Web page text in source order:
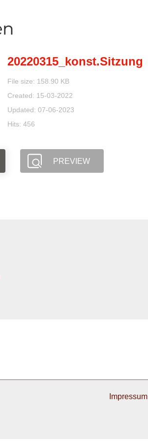
20220315_konst.Sitzung
File size: 158.90 KB
Created: 15-03-2022
Updated: 07-06-2023
Hits: 456
PREVIEW
Impressum